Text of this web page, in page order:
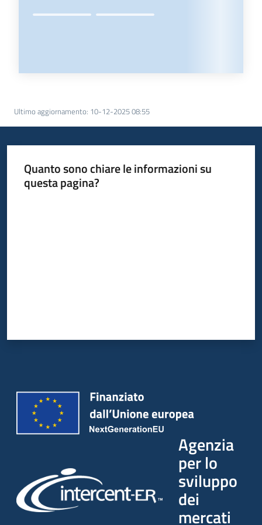
Ultimo aggiornamento: 10-12-2025 08:55
Quanto sono chiare le informazioni su
questa pagina?
Agenzia
per lo
sviluppo
dei
mercati